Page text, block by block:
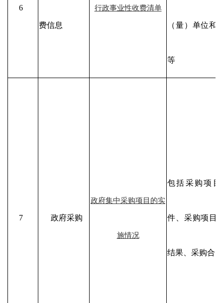
6
费信息
行政事业性收费清单
（量）单位和
等
7 政府采购
政府集中采购项目的实
施情况
包括采购项
件、采购项目
结果、采购合